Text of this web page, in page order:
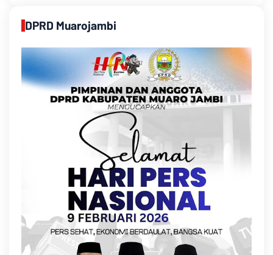
DPRD Muarojambi